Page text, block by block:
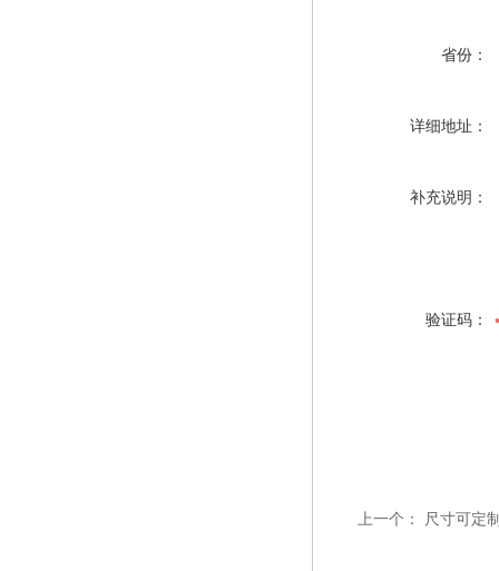
省份：
详细地址：
补充说明：
验证码：
上一个： 尺寸可定